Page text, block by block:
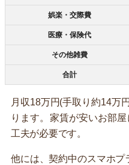
娯楽・交際費
医療・保険代
その他雑費
合計
月収18万円(手取り約14万
ります。家賃が安いお部
工夫が必要です。
他には、契約中のスマホプ